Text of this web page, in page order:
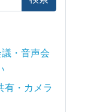
・音声会
有・カメラ